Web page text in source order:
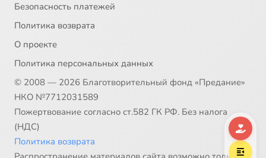
Безопасность платежей
Политика возврата
О проекте
Политика персональных данных
© 2008 — 2026 Благотворительный фонд «Предание»
НКО №7712031589
Пожертвование согласно ст.582 ГК РФ. Без налога
(НДС)
Политика возврата